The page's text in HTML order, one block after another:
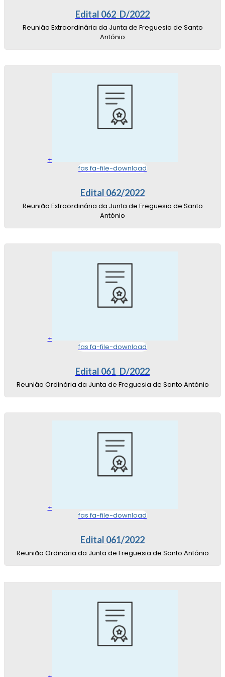
Edital 062_D/2022
Reunião Extraordinária da Junta de Freguesia de Santo
António
+
fas fa-file-download
Edital 062/2022
Reunião Extraordinária da Junta de Freguesia de Santo
António
+
fas fa-file-download
Edital 061_D/2022
Reunião Ordinária da Junta de Freguesia de Santo António
+
fas fa-file-download
Edital 061/2022
Reunião Ordinária da Junta de Freguesia de Santo António